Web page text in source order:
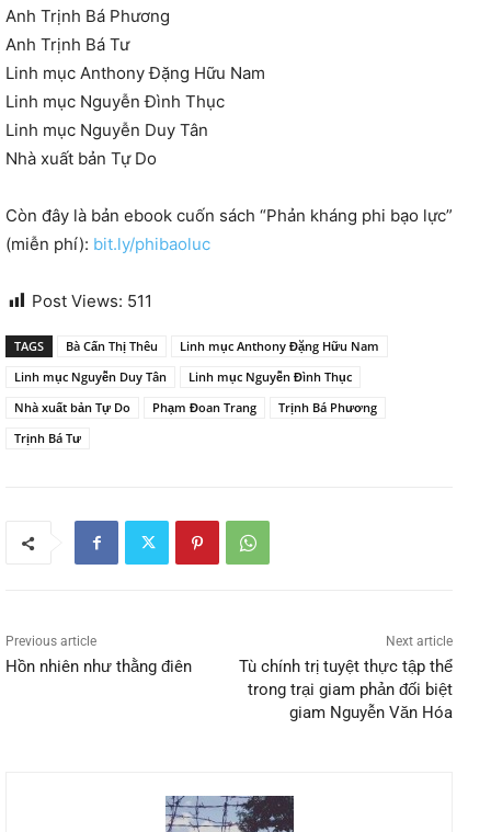
Anh Trịnh Bá Phương
Anh Trịnh Bá Tư
Linh mục Anthony Đặng Hữu Nam
Linh mục Nguyễn Đình Thục
Linh mục Nguyễn Duy Tân
Nhà xuất bản Tự Do
Còn đây là bản ebook cuốn sách “Phản kháng phi bạo lực”
(miễn phí): bit.ly/phibaoluc
Post Views: 511
TAGS Bà Cấn Thị Thêu
Linh mục Anthony Đặng Hữu Nam
Linh mục Nguyễn Duy Tân
Linh mục Nguyễn Đình Thục
Nhà xuất bản Tự Do
Phạm Đoan Trang
Trịnh Bá Phương
Trịnh Bá Tư
Previous article
Hồn nhiên như thằng điên
Next article
Tù chính trị tuyệt thực tập thể
trong trại giam phản đối biệt
giam Nguyễn Văn Hóa